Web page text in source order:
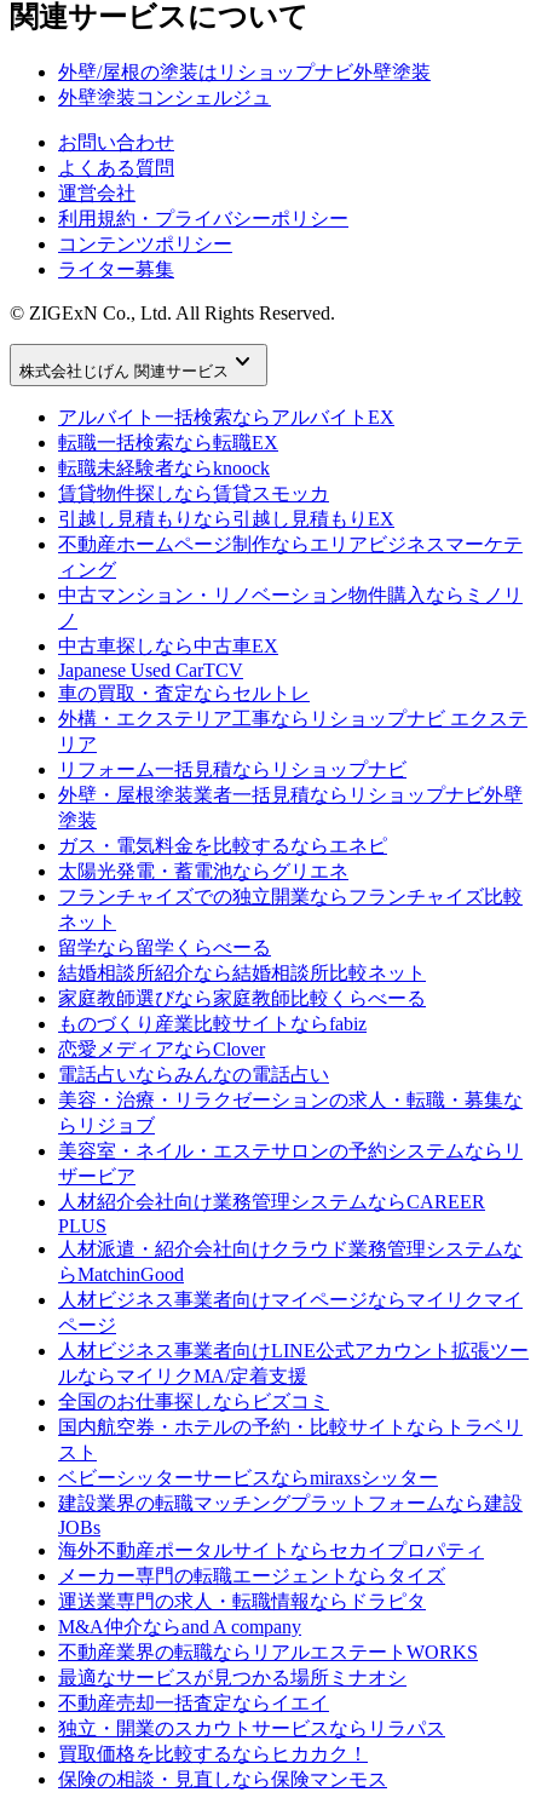
関連サービスについて
外壁/屋根の塗装はリショップナビ外壁塗装
外壁塗装コンシェルジュ
お問い合わせ
よくある質問
運営会社
利用規約・プライバシーポリシー
コンテンツポリシー
ライター募集
© ZIGExN Co., Ltd. All Rights Reserved.
株式会社じげん 関連サービス keyboard_arrow_down
アルバイト一括検索ならアルバイトEX
転職一括検索なら転職EX
転職未経験者ならknoock
賃貸物件探しなら賃貸スモッカ
引越し見積もりなら引越し見積もりEX
不動産ホームページ制作ならエリアビジネスマーケテ
ィング
中古マンション・リノベーション物件購入なら ミノリ
ノ
中古車探しなら中古車EX
Japanese Used CarTCV
車の買取・査定ならセルトレ
外構・エクステリア工事なら リショップナビ エクステ
リア
リフォーム一括見積なら リショップナビ
外壁・屋根塗装業者一括見積なら リショップナビ外壁
塗装
ガス・電気料金を比較するならエネピ
太陽光発電・蓄電池ならグリエネ
フランチャイズでの独立開業ならフランチャイズ比較
ネット
留学なら留学くらべーる
結婚相談所紹介なら結婚相談所比較ネット
家庭教師選びなら家庭教師比較くらべーる
ものづくり産業比較サイトならfabiz
恋愛メディアならClover
電話占いならみんなの電話占い
美容・治療・リラクゼーションの求人・転職・募集な
ら リジョブ
美容室・ネイル・エステサロンの予約システムなら リ
ザービア
人材紹介会社向け業務管理システムならCAREER
PLUS
人材派遣・紹介会社向けクラウド業務管理システムな
らMatchinGood
人材ビジネス事業者向けマイページならマイリクマイ
ページ
人材ビジネス事業者向けLINE公式アカウント拡張ツー
ルならマイリクMA/定着支援
全国のお仕事探しなら ビズコミ
国内航空券・ホテルの予約・比較サイトなら トラベリ
スト
ベビーシッターサービスならmiraxsシッター
建設業界の転職マッチングプラットフォームなら建設
JOBs
海外不動産ポータルサイトならセカイプロパティ
メーカー専門の転職エージェントなら タイズ
運送業専門の求人・転職情報なら ドラピタ
M&A仲介ならand A company
不動産業界の転職なら リアルエステートWORKS
最適なサービスが見つかる場所 ミナオシ
不動産売却一括査定ならイエイ
独立・開業のスカウトサービスなら リラパス
買取価格を比較するなら ヒカカク！
保険の相談・見直しなら保険マンモス